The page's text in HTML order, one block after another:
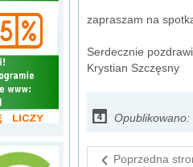
zapraszam na
Serdecznie
Krystian Szczęsny
Poprzedna